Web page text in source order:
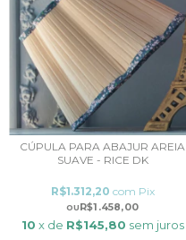
CÚPULA PARA ABAJUR AREIA
SUAVE - RICE DK
R$1.458,00
R$1.312,20 com Pix
10 x de R$145,80 sem juros